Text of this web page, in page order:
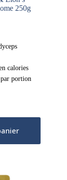
250g
calories
portion